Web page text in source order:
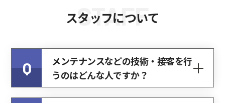
STAFF
スタッフについて
Q
メンテナンスなどの技術・接客を行
うのはどんな人ですか？